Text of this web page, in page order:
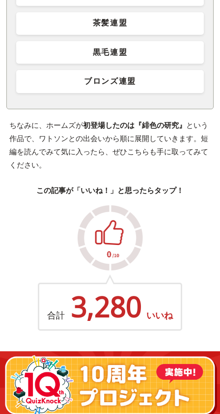
茶髪連盟
黒毛連盟
ブロンズ連盟
ちなみに、ホームズが初登場したのは『緋色の研究』 という
作品で、ワトソンとの出会いから順に展開していきます。短
編を読んでみて気に入ったら、ぜひこちらも手に取ってみて
ください。
この記事が「いいね！」と思ったらタップ！
合計 3,280 いいね